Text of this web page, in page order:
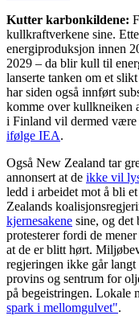
Kutter karbonkildene:
kullkraftverkene sine.
energiproduksjon innen
2029 – da blir kull til
lanserte tanken om et
har siden også innført
komme over kullkneiken
i Finland vil dermed være
ifølge IEA.
Også New Zealand tar
annonsert at de ikke vil
ledd i arbeidet mot å bli
Zealands
kjernesakene sine, og det
protesterer fordi de
at de er blitt hørt.
regjeringen ikke går
provins og sentrum for
på begeistringen. Lokale
spark i mellomgulvet".